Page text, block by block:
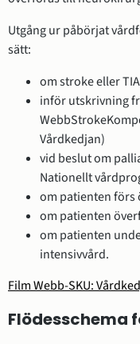
Utgång ur påbörjat
sätt:
om stroke eller
inför utskrivning
Vårdkedjan)
vid beslut om
Nationellt
om patienten
om patienten
om patienten
intensivvård.
Film Webb-SKU:
Flödesschema